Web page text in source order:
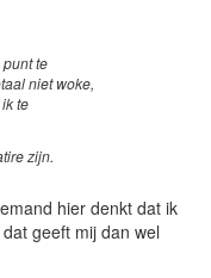
te
niet woke,
te
zijn.
hier denkt dat ik
geeft mij dan wel